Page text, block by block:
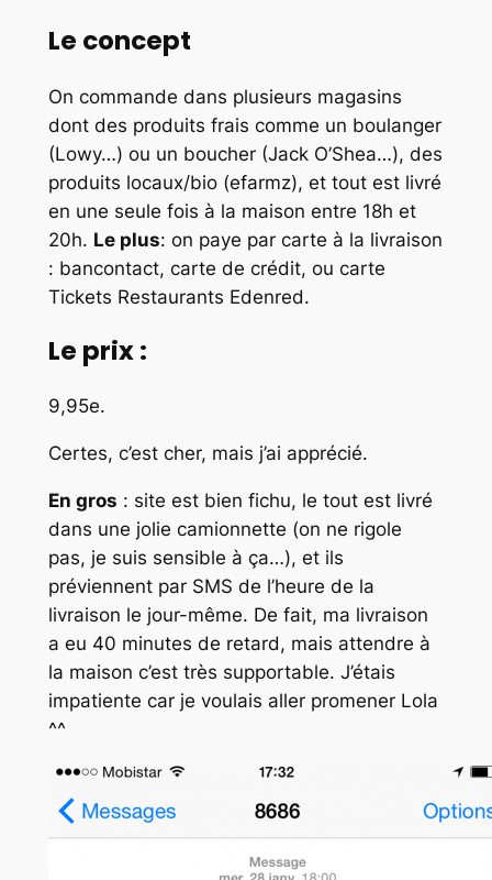
Le concept
On commande dans plusieurs magasins
dont des produits frais comme un boulanger
(Lowy…) ou un boucher (Jack O’Shea…), des
produits locaux/bio (efarmz), et tout est livré
en une seule fois à la maison entre 18h et
20h. Le plus: on paye par carte à la livraison
: bancontact, carte de crédit, ou carte
Tickets Restaurants Edenred.
Le prix:
9,95e.
Certes, c’est cher, mais j’ai apprécié.
En gros : site est bien fichu, le tout est livré
dans une jolie camionnette (on ne rigole
pas, je suis sensible à ça…), et ils
préviennent par SMS de l’heure de la
livraison le jour-même. De fait, ma livraison
a eu 40 minutes de retard, mais attendre à
la maison c’est très supportable. J’étais
impatiente car je voulais aller promener Lola
^^